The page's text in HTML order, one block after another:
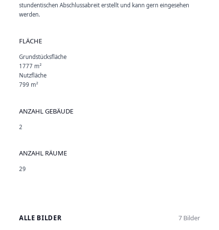
stundentischen Abschlussabreit erstellt und kann gern eingesehen
werden.
FLÄCHE
Grundstücksfläche
1777 m²
Nutzfläche
799 m²
ANZAHL GEBÄUDE
2
ANZAHL RÄUME
29
ALLE BILDER 7 Bilder